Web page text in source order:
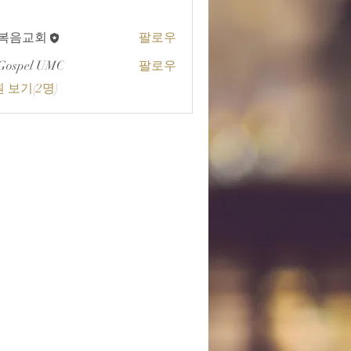
회
음교회
팔로우
UMC
팔로우
보기(2명)